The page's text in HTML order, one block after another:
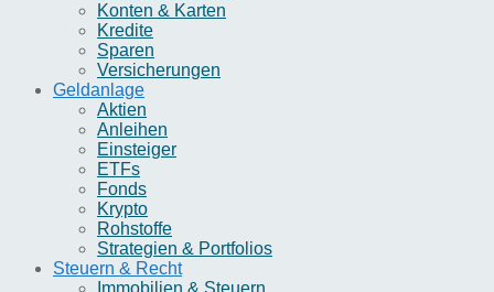
Konten & Karten
Kredite
Sparen
Versicherungen
Geldanlage
Aktien
Anleihen
Einsteiger
ETFs
Fonds
Krypto
Rohstoffe
Strategien & Portfolios
Steuern & Recht
Immobilien & Steuern